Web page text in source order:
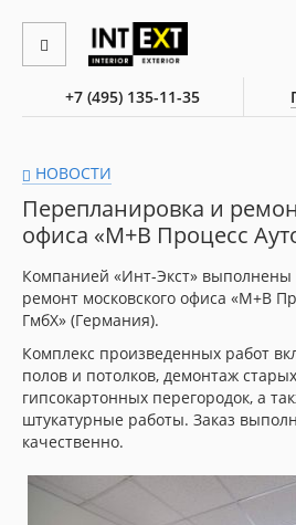
+7 (495) 135-11-35
НОВОСТИ
Перепланировка и
офиса «M+В Процесс
Компанией «Инт-Экст»
ремонт московского офиса «M+В
ГмбХ» (Германия).
Комплекс произведенных работ
полов и потолков, демонтаж
гипсокартонных перегородок, а
штукатурные работы. Заказ
качественно.